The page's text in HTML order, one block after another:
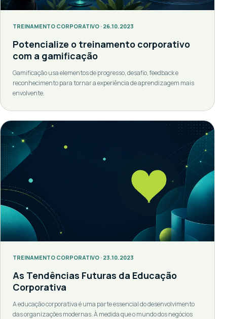
TREINAMENTO CORPORATIVO · 26.10.2023
Potencialize o treinamento corporativo
com a gamificação
Gamificação usa elementos de progresso, desafio, feedback e
reconhecimento para tornar a experiência de aprendizagem mais
envolvente.
TREINAMENTO CORPORATIVO · 23.10.2023
As Tendências Futuras da Educação
Corporativa
A educação corporativa é uma parte essencial do desenvolvimento
das organizações modernas. À medida que o mundo dos negócios